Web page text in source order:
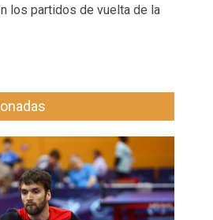
los partidos de vuelta de la